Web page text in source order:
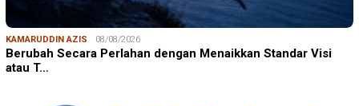
KAMARUDDIN AZIS 08/08/2026
Berubah Secara Perlahan dengan Menaikkan Standar Visi
atau T…